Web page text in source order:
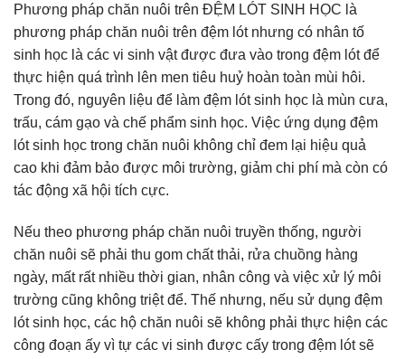
Phương pháp chăn nuôi trên ĐỆM LÓT SINH HỌC là
phương pháp chăn nuôi trên đệm lót nhưng có nhân tố
sinh học là các vi sinh vật được đưa vào trong đệm lót để
thực hiện quá trình lên men tiêu huỷ hoàn toàn mùi hôi.
Trong đó, nguyên liệu để làm đệm lót sinh học là mùn cưa,
trấu, cám gạo và chế phẩm sinh học. Việc ứng dụng đệm
lót sinh học trong chăn nuôi không chỉ đem lại hiệu quả
cao khi đảm bảo được môi trường, giảm chi phí mà còn có
tác động xã hội tích cực.
Nếu theo phương pháp chăn nuôi truyền thống, người
chăn nuôi sẽ phải thu gom chất thải, rửa chuồng hàng
ngày, mất rất nhiều thời gian, nhân công và việc xử lý môi
trường cũng không triệt để. Thế nhưng, nếu sử dụng đệm
lót sinh học, các hộ chăn nuôi sẽ không phải thực hiện các
công đoạn ấy vì tự các vi sinh được cấy trong đệm lót sẽ